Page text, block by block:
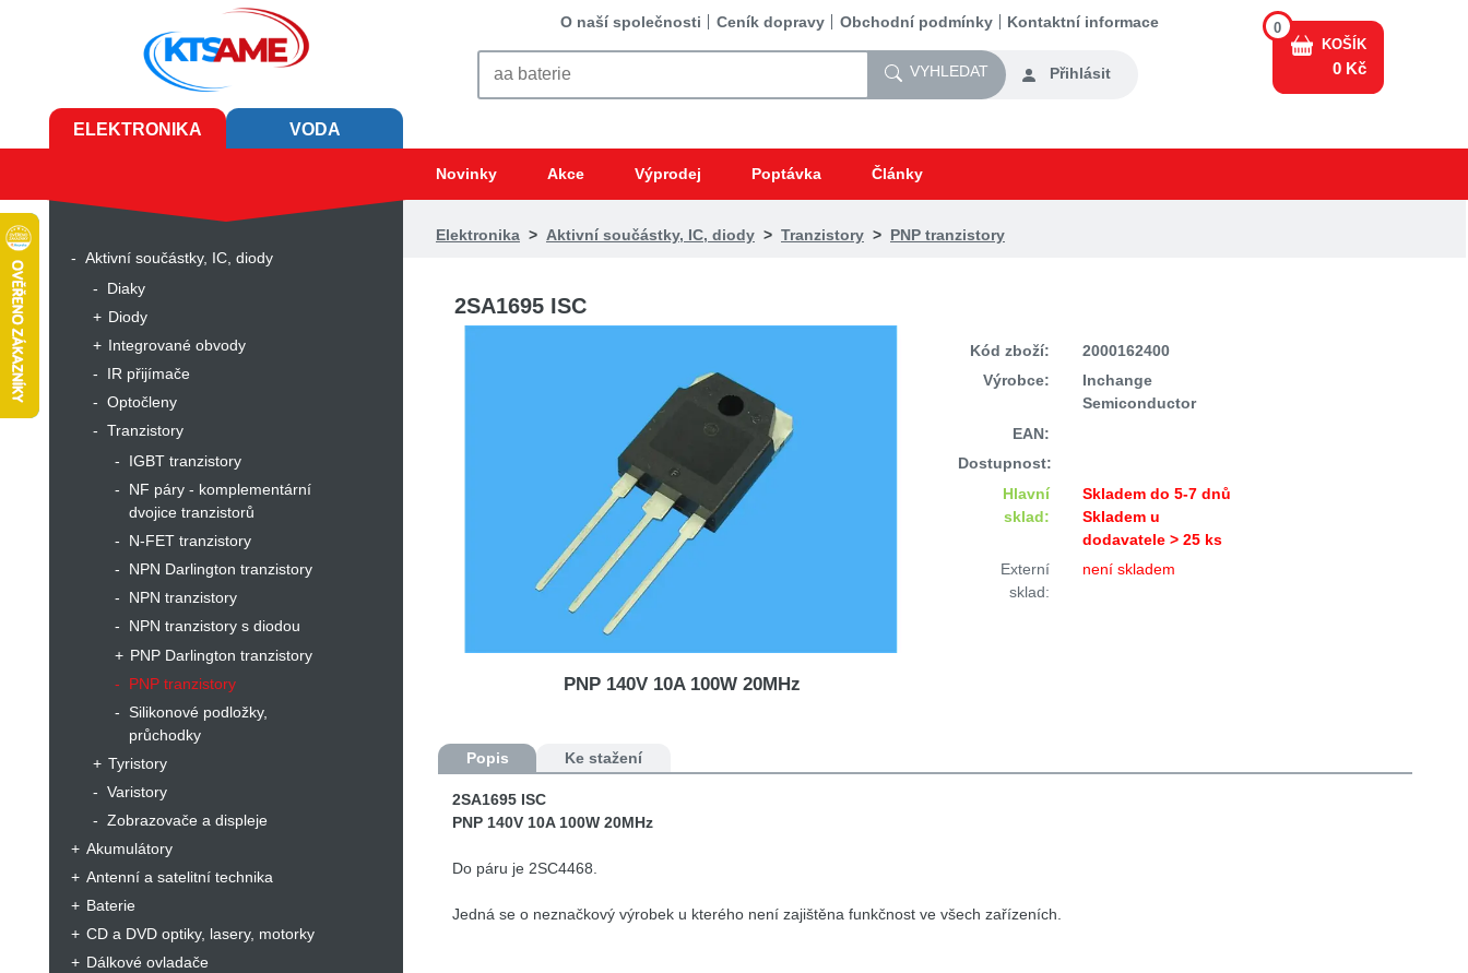
ELEKTRONIKA VODA
O naší společnosti Ceník dopravy Obchodní podmínky Kontaktní informace
Přihlásit
VYHLEDAT
0
KOŠÍK
0 Kč
Novinky Akce Výprodej Poptávka Články
Aktivní součástky, IC, diody
Diaky
Diody
Integrované obvody
IR přijímače
Optočleny
Tranzistory
IGBT tranzistory
NF páry - komplementární
dvojice tranzistorů
N-FET tranzistory
NPN Darlington tranzistory
NPN tranzistory
NPN tranzistory s diodou
PNP Darlington tranzistory
PNP tranzistory
Silikonové podložky,
průchodky
Tyristory
Varistory
Zobrazovače a displeje
Akumulátory
Antenní a satelitní technika
Baterie
CD a DVD optiky, lasery, motorky
Dálkové ovladače
Elektronika> Aktivní součástky, IC, diody> Tranzistory> PNP tranzistory
2SA1695 ISC
PNP 140V 10A 100W 20MHz
Kód zboží:
2000162400
Výrobce:
Inchange
Semiconductor
EAN:
Dostupnost:
Hlavní
sklad:
Skladem do 5-7 dnů
Skladem u
dodavatele > 25 ks
Externí
sklad:
není skladem
Popis Ke stažení
2SA1695 ISC
PNP 140V 10A 100W 20MHz
Do páru je 2SC4468.
Jedná se o neznačkový výrobek u kterého není zajištěna funkčnost ve všech zařízeních.